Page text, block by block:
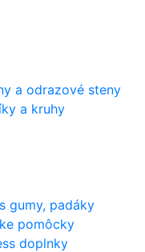
a odrazové steny
a kruhy
gumy, padáky
pomôcky
doplnky